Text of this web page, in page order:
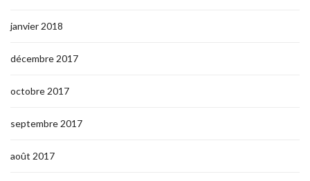
janvier 2018
décembre 2017
octobre 2017
septembre 2017
août 2017